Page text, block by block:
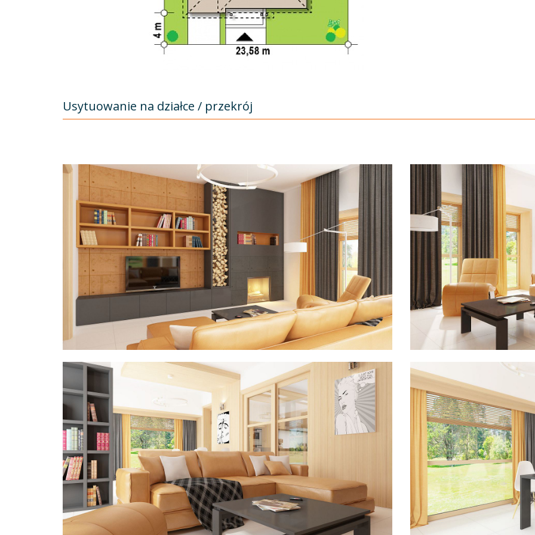
Usytuowanie na działce / przekrój